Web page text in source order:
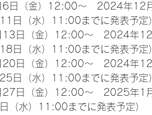
日（金）12:00～　2024年12
日（水）11:00までに発表予定
13日（金）12:00～　2024年
日（水）11:00までに発表予定
20日（金）12:00～　2024年
日（水）11:00までに発表予定
27日（金）12:00～　2025年1
（水）11:00までに発表予定）